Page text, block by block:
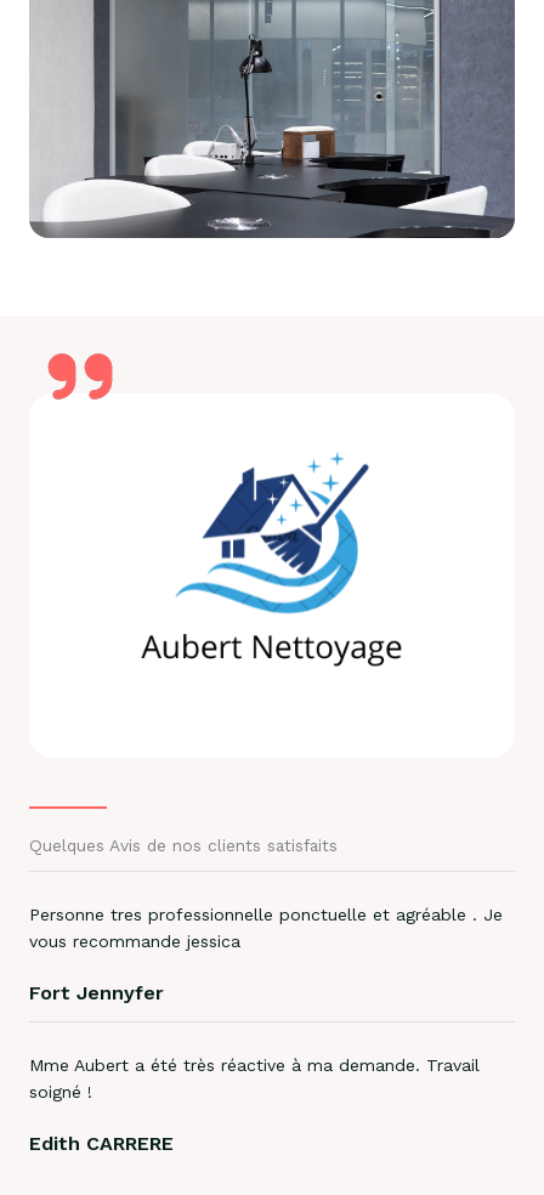
Quelques Avis de nos clients satisfaits
Personne tres professionnelle ponctuelle et agréable . Je
vous recommande jessica
Fort Jennyfer
Mme Aubert a été très réactive à ma demande. Travail
soigné !
Edith CARRERE